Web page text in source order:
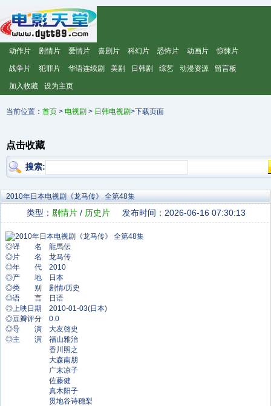
动作片 剧情片 爱情片 喜剧片 科幻片 恐怖片 动画片 惊悚片
战争片 犯罪片 华语连续剧 美剧 日韩剧 综艺 动漫资源 留言板
加入收藏 设为主页
当前位置： 首页 > 电视剧 > 日韩电视剧>下载页面
点击收藏
搜索:
2010年日本电视剧《龙马传》 全第48集
类型： 剧情片 / 历史片 发布时间：2026-06-16 07:30:13
◎译 名 龍馬伝
◎片 名 龙马传
◎年 代 2010
◎产 地 日本
◎类 别 剧情/历史
◎语 言 日语
◎上映日期 2010-01-03(日本)
◎豆瓣评分 0.0
◎导 演 大友啓史
◎主 演 福山雅治
香川照之
大森南朋
广末凉子
佐藤健
真木阳子
贯地谷诗穗梨